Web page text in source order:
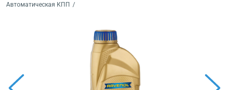
Автоматическая КПП /